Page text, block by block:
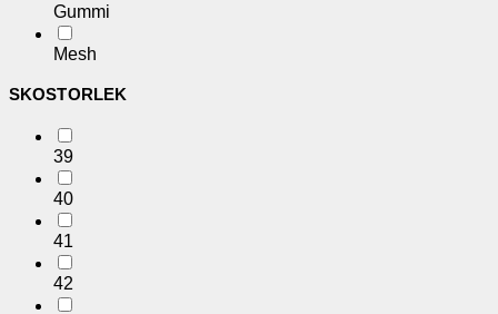
Gummi
Mesh
SKOSTORLEK
39
40
41
42